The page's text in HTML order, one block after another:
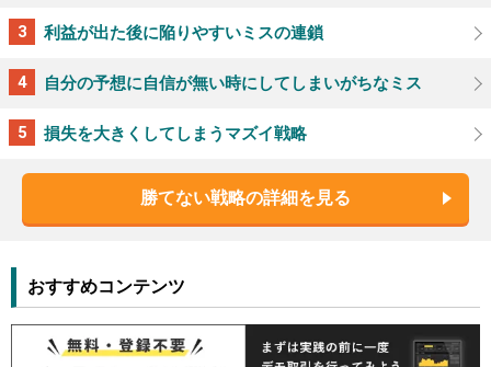
利益が出た後に陥りやすいミスの連鎖
自分の予想に自信が無い時にしてしまいがちなミス
損失を大きくしてしまうマズイ戦略
勝てない戦略の詳細を見る
おすすめコンテンツ